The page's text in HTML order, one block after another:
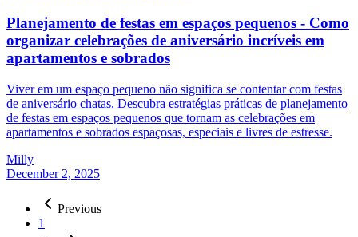
Planejamento de festas em espaços pequenos - Como
organizar celebrações de aniversário incríveis em
apartamentos e sobrados
Viver em um espaço pequeno não significa se contentar com festas
de aniversário chatas. Descubra estratégias práticas de planejamento
de festas em espaços pequenos que tornam as celebrações em
apartamentos e sobrados espaçosas, especiais e livres de estresse.
Milly
December 2, 2025
Previous
1